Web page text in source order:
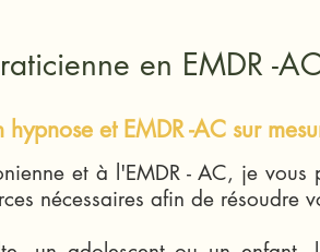
en EMDR -
et EMDR -AC sur
et à l'EMDR - AC, je
nécessaires afin de résoudre